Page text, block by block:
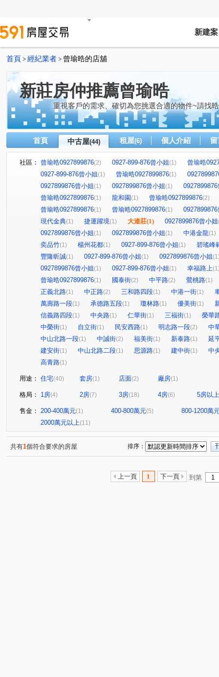
新建案
首頁 > 經紀業者 > 曾瑜晧的店舖
新莊房仲推薦曾瑜晧
重視客戶的需求、確切為您挑選合適的物件~請找
首頁 中古屋(44) 租屋(6) 個人介紹
社區： 曾瑜晧0927899876(2) 0927-899-876曾小姐(1)
曾瑜晧
0927-899-876曾小姐(1) 曾瑜晧0927899876(1)
0927899876曾小姐(1) 0927899876曾小姐(1)
曾瑜晧0927899876(1) 龍和園(1) 曾瑜晧0927899876(2)
曾瑜晧0927899876(1) 曾瑜晧0927899876(1)
現代金典(1) 捷運躍境(1) 大連莊(1) 0927899876曾小姐
0927899876曾小姐(1) 0927899876曾小姐(1) 中港金龍(1)
奕品竹(1) 楊州花都(1) 0927-899-876曾小姐(1)
碧瑤峰
豐隆昕誠(1) 0927-899-876曾小姐(1) 0927899876曾小姐
0927899876曾小姐(1) 0927-899-876曾小姐(1) 幸福路上
曾瑜晧0927899876(1) 國泰街(2) 中平路(2) 鶯桃路(1)
正義北路(1) 中正路(2) 三和路四段(1) 中港一街(1)
萬壽路一段(1) 承德路五段(1) 瓊林路(1) 優美街(1)
信義路四段(1) 中央路(1) 仁華街(1) 三福街(1)
榮華
中榮街(1) 自立街(1) 民安西路(1) 明志路一段(2)
中
中山北路一段(1) 中誠街(2) 福美街(1) 新泰路(1)
延
建安街(1) 中山北路二段(1) 思源路(1) 建中街(1)
中
高青路(1)
用途： 住宅(40) 套房(1) 店面(2) 廠房(1)
格局： 1房(4) 2房(7) 3房(18) 4房(6) 5房以上
售金： 200-400萬元(1) 400-800萬元(5)
800-1200萬
2000萬元以上(11)
共有1個符合要求的房屋 排序：
上一頁 1 下一頁 到第